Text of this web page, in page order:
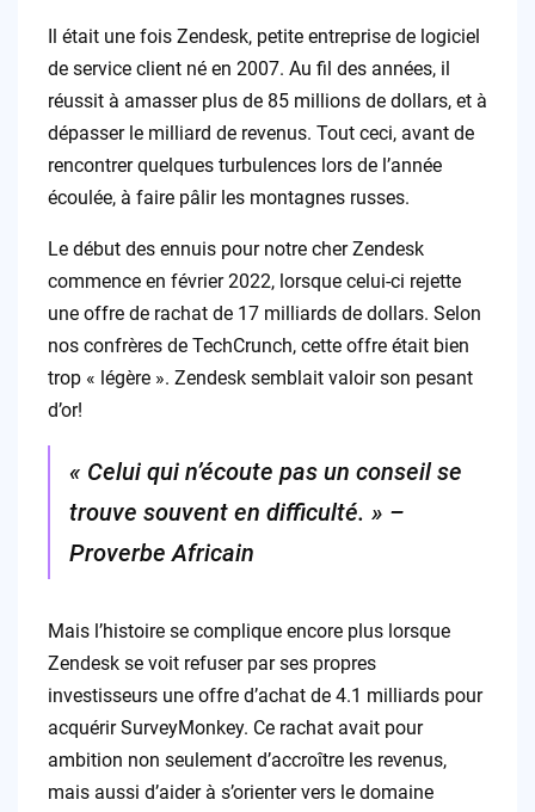
Il était une fois Zendesk, petite entreprise de logiciel
de service client né en 2007. Au fil des années, il
réussit à amasser plus de 85 millions de dollars, et à
dépasser le milliard de revenus. Tout ceci, avant de
rencontrer quelques turbulences lors de l’année
écoulée, à faire pâlir les montagnes russes.
Le début des ennuis pour notre cher Zendesk
commence en février 2022, lorsque celui-ci rejette
une offre de rachat de 17 milliards de dollars. Selon
nos confrères de TechCrunch, cette offre était bien
trop « légère ». Zendesk semblait valoir son pesant
d’or!
« Celui qui n’écoute pas un conseil se
trouve souvent en difficulté. » –
Proverbe Africain
Mais l’histoire se complique encore plus lorsque
Zendesk se voit refuser par ses propres
investisseurs une offre d’achat de 4.1 milliards pour
acquérir SurveyMonkey. Ce rachat avait pour
ambition non seulement d’accroître les revenus,
mais aussi d’aider à s’orienter vers le domaine